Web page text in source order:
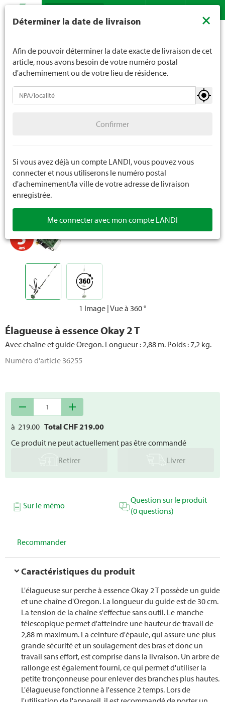
Recherche
1 Image | Vue à 360 °
Élagueuse à essence Okay 2 T
Avec chaîne et guide Oregon. Longueur : 2,88 m. Poids : 7,2 kg.
Numéro d'article 36255
remove add
à 219.00 Total CHF219.00
Ce produit ne peut actuellement pas être commandé
Retirer
Livrer
Sur le mémo
Question sur le produit
(0 questions)
Recommander
Caractéristiques du produit
L'élagueuse sur perche à essence Okay 2 T possède un guide
et une chaîne d'Oregon. La longueur du guide est de 30 cm.
La tension de la chaîne s'effectue sans outil. Le manche
télescopique permet d'atteindre une hauteur de travail de
2,88 m maximum. La ceinture d'épaule, qui assure une plus
grande sécurité et un soulagement des bras et donc un
travail sans effort, est comprise dans la livraison. Un arbre de
rallonge est également fourni, ce qui permet d'utiliser la
petite tronçonneuse pour enlever des branches plus hautes.
L'élagueuse fonctionne à l'essence 2 temps. Lors de
Appareils à moteur
Tondeuse à gazon
Scarificateur / ventilateur
Outils de jardin
Ebouteur / débroussailleuse
Taille-haies
Déneigement
Matériel forestier
Tronçonneuse
Pièces de rechange appareils à moteur
Déterminer la date de livraison ×
Afin de pouvoir déterminer la date exacte de livraison de cet
article, nous avons besoin de votre numéro postal
d'acheminement ou de votre lieu de résidence.
Confirmer
Si vous avez déjà un compte LANDI, vous pouvez vous
connecter et nous utiliserons le numéro postal
d'acheminement/la ville de votre adresse de livraison
enregistrée.
Me connecter avec mon compte LANDI
moins de 16 ans. La limite d'âge est de 18 ans pour les
nous indiquez votre âge de manière contraignante.